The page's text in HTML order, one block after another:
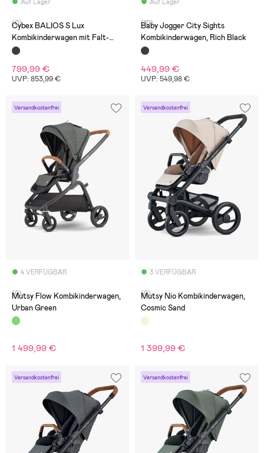
Auf Lager
(0)
Cybex BALIOS S Lux
Kombikinderwagen mit Falt-
Liegewanne, Moon Black
799,99 €
UVP: 853,99 €
Auf Lager
(10)
Baby Jogger City Sights
Kombikinderwagen, Rich Black
449,99 €
UVP: 549,98 €
Versandkostenfrei
4 VERFÜGBAR
(0)
Mutsy Flow Kombikinderwagen,
Urban Green
1 499,99 €
Versandkostenfrei
3 VERFÜGBAR
(0)
Mutsy Nio Kombikinderwagen,
Cosmic Sand
1 399,99 €
Versandkostenfrei Versandkostenfrei